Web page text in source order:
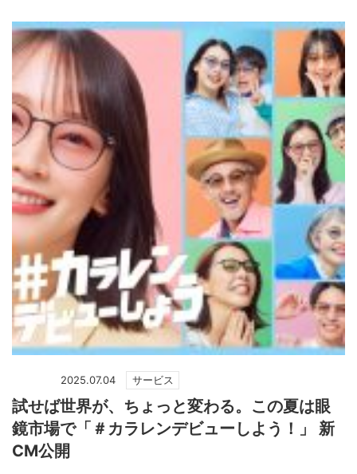
2025.07.04 サービス
試せば世界が、ちょっと変わる。この夏は眼
鏡市場で「＃カラレンデビューしよう！」 新
CM公開